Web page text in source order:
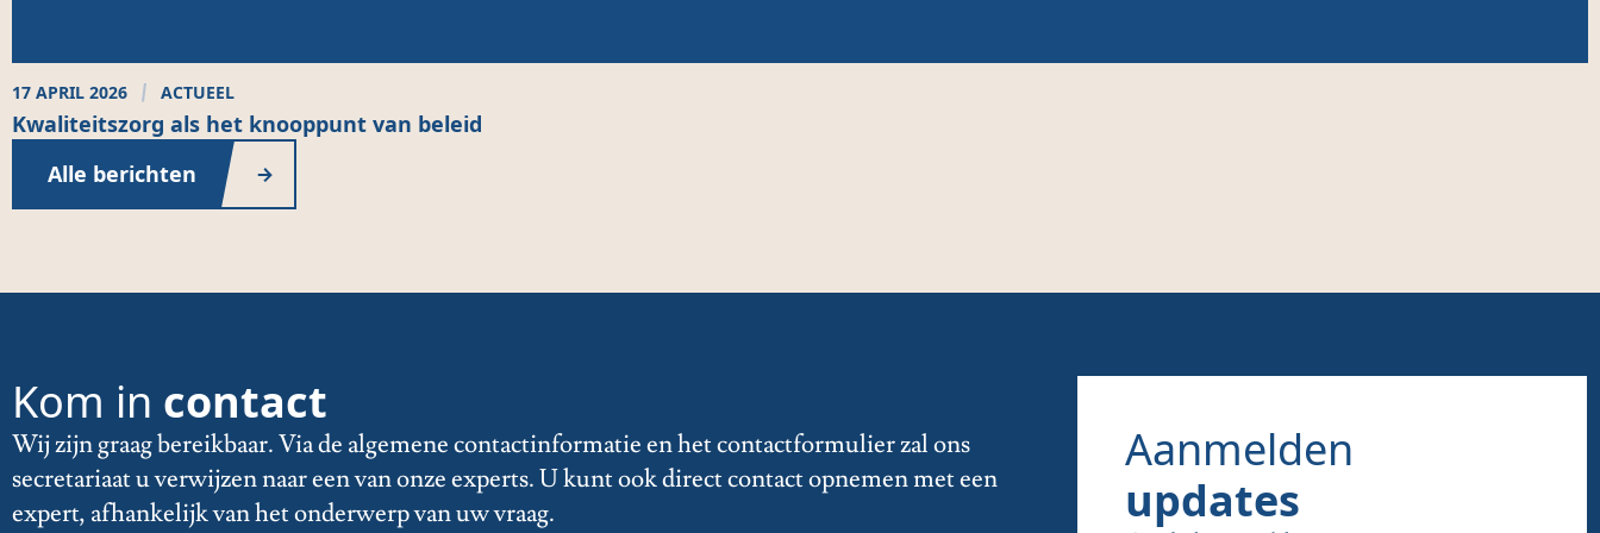
17 APRIL 2026 ACTUEEL
Kwaliteitszorg als het knooppunt van beleid
Alle berichten
Kom in contact
Wij zijn graag bereikbaar. Via de algemene contactinformatie en het contactformulier zal ons
secretariaat u verwijzen naar een van onze experts. U kunt ook direct contact opnemen met een
expert, afhankelijk van het onderwerp van uw vraag.
Aanmelden
updates